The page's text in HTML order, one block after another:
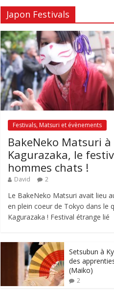
Japon Festivals
Festivals, Matsuri et évènements
BakeNeko Matsuri à
Kagurazaka, le
hommes chats !
David 2
Le BakeNeko Matsuri avait lieu
en plein coeur de Tokyo dans le
Kagurazaka ! Festival étrange lié
Setsubun à
des
(Maiko)
2